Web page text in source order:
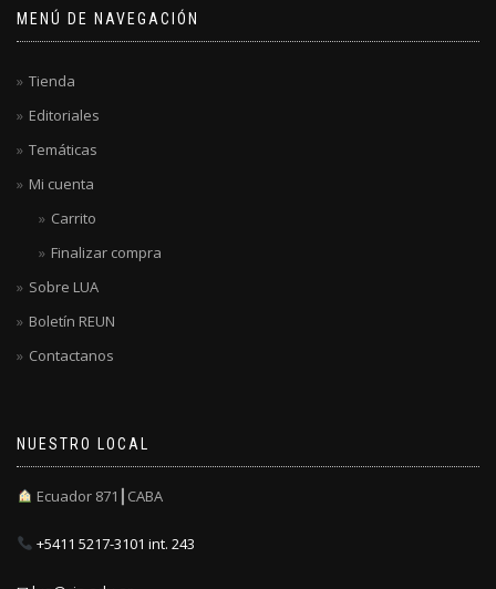
MENÚ DE NAVEGACIÓN
Tienda
Editoriales
Temáticas
Mi cuenta
Carrito
Finalizar compra
Sobre LUA
Boletín REUN
Contactanos
NUESTRO LOCAL
Ecuador 871┃CABA
+5411 5217-3101 int. 243